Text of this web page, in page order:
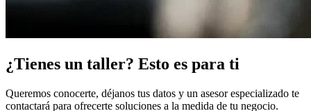
¿Tienes un taller? Esto es para ti
Queremos conocerte, déjanos tus datos y un asesor especializado te
contactará para ofrecerte soluciones a la medida de tu negocio.